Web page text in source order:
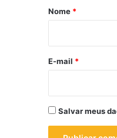
r
*
Nome *
E-mail *
Salvar meus